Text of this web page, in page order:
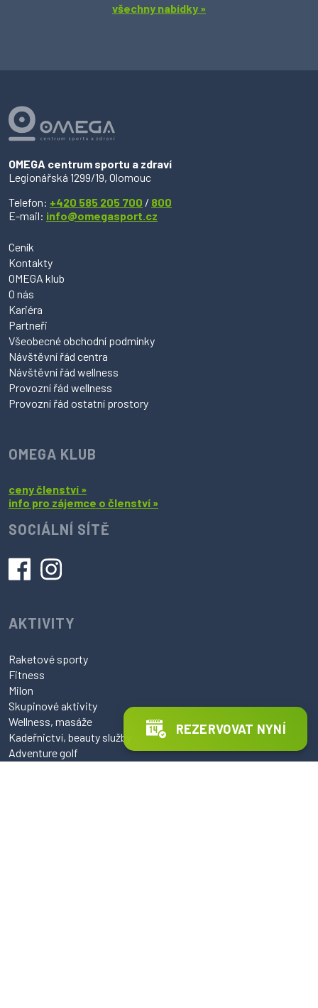
REZERVOVAT NYNÍ
všechny nabídky »
OMEGA centrum sportu a zdraví
Legionářská 1299/19, Olomouc
Telefon: +420 585 205 700 / 800
E-mail: info@omegasport.cz
Ceník
Kontakty
OMEGA klub
O nás
Kariéra
Partneři
Všeobecné obchodní podmínky
Návštěvní řád centra
Návštěvní řád wellness
Provozní řád wellness
Provozní řád ostatní prostory
OMEGA KLUB
ceny členství »
info pro zájemce o členství »
SOCIÁLNÍ SÍTĚ
AKTIVITY
Raketové sporty
Fitness
Milon
Skupinové aktivity
Wellness, masáže
Kadeřnictví, beauty služby
Adventure golf